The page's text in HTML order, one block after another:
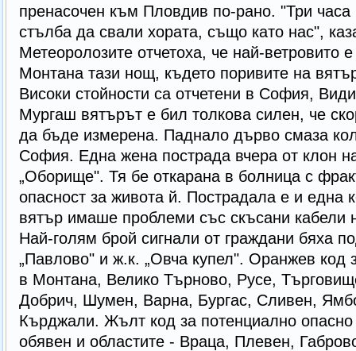
пренасочен към Пловдив по-рано. "Три
стълба да свали хората, също като нас",
Метеоролозите отчетоха, че най-ветровито
Монтана тази нощ, където поривите на
Високи стойности са отчетени в София,
Мургаш вятърът е бил толкова силен, че
да бъде измерена. Паднало дърво смаза
София. Една жена пострада вчера от клон
„Оборище". Тя бе откарана в болница с
опасност за живота й. Пострадала е и една
вятър имаше проблеми със скъсани кабели
Най-голям брой сигнали от граждани бяха
„Павлово" и ж.к. „Овча купел". Оранжев код
в Монтана, Велико Търново, Русе,
Добрич, Шумен, Варна, Бургас, Сливен,
Кърджали. Жълт код за потенциално
обявен и областите - Враца, Плевен,